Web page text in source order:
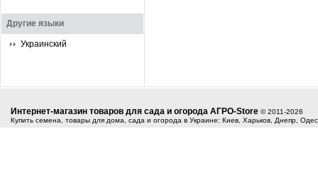
Другие языки
Украинский
Интернет-магазин товаров для сада и огорода АГРО-Store © 2011-2026
Купить семена, товары для дома, сада и огорода в Украине: Киев, Харьков, Днепр,